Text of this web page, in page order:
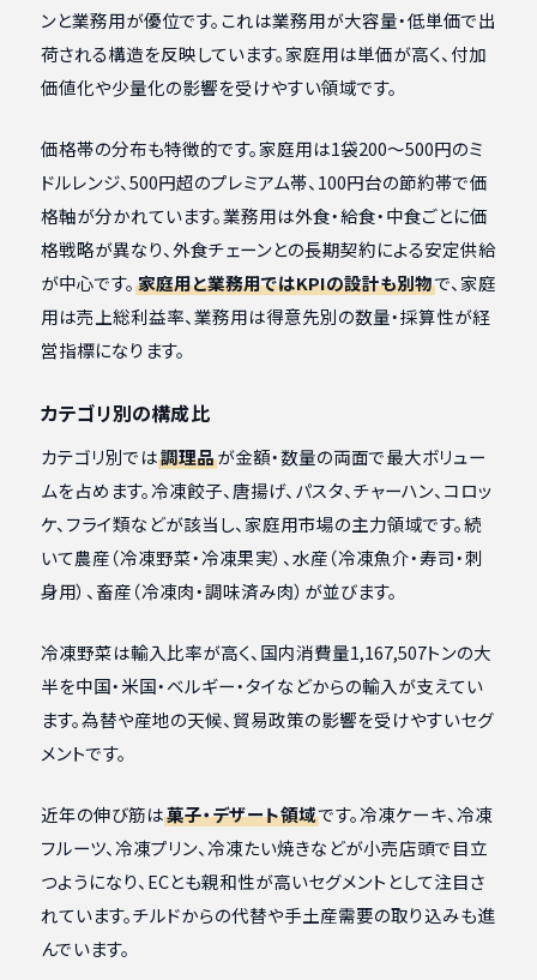
ンと業務用が優位です。これは業務用が大容量・低単価で出
荷される構造を反映しています。家庭用は単価が高く、付加
価値化や少量化の影響を受けやすい領域です。
価格帯の分布も特徴的です。家庭用は1袋200〜500円のミ
ドルレンジ、500円超のプレミアム帯、100円台の節約帯で価
格軸が分かれています。業務用は外食・給食・中食ごとに価
格戦略が異なり、外食チェーンとの長期契約による安定供給
が中心です。 家庭用と業務用ではKPIの設計も別物で、家庭
用は売上総利益率、業務用は得意先別の数量・採算性が経
営指標になります。
カテゴリ別の構成比
カテゴリ別では調理品が金額・数量の両面で最大ボリュー
ムを占めます。冷凍餃子、唐揚げ、パスタ、チャーハン、コロッ
ケ、フライ類などが該当し、家庭用市場の主力領域です。続
いて農産（冷凍野菜・冷凍果実）、水産（冷凍魚介・寿司・刺
身用）、畜産（冷凍肉・調味済み肉）が並びます。
冷凍野菜は輸入比率が高く、国内消費量1,167,507トンの大
半を中国・米国・ベルギー・タイなどからの輸入が支えてい
ます。為替や産地の天候、貿易政策の影響を受けやすいセグ
メントです。
近年の伸び筋は菓子・デザート領域です。冷凍ケーキ、冷凍
フルーツ、冷凍プリン、冷凍たい焼きなどが小売店頭で目立
つようになり、ECとも親和性が高いセグメントとして注目さ
れています。チルドからの代替や手土産需要の取り込みも進
んでいます。